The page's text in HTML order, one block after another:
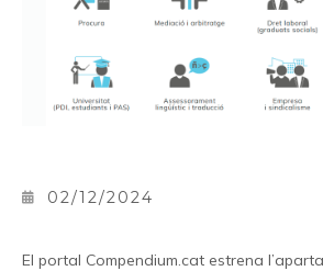
02/12/2024
El portal Compendium.cat estrena